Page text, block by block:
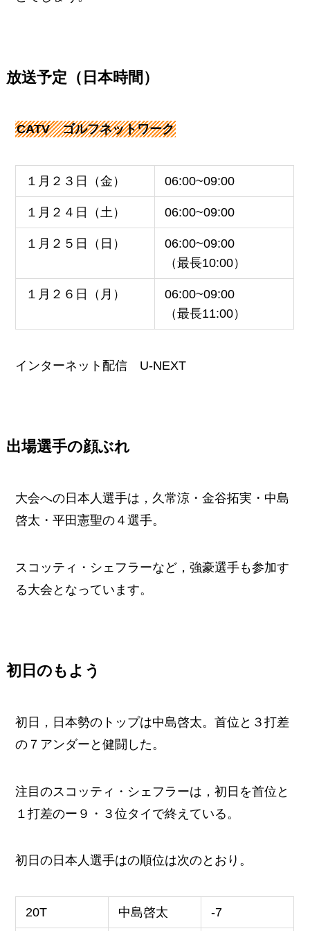
放送予定（日本時間）
CATV ゴルフネットワーク
１月２３日（金） 06:00~09:00
１月２４日（土） 06:00~09:00
１月２５日（日）
06:00~09:00
（最長10:00）
１月２６日（月）
06:00~09:00
（最長11:00）
インターネット配信 U-NEXT
出場選手の顔ぶれ
大会への日本人選手は，久常涼・金谷拓実・中島
啓太・平田憲聖の４選手。
スコッティ・シェフラーなど，強豪選手も参加す
る大会となっています。
初日のもよう
初日，日本勢のトップは中島啓太。首位と３打差
の７アンダーと健闘した。
注目のスコッティ・シェフラーは，初日を首位と
１打差のー９・３位タイで終えている。
初日の日本人選手はの順位は次のとおり。
20T 中島啓太 -7